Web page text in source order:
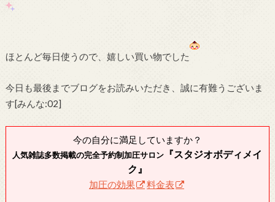
ほとんど毎日使うので、嬉しい買い物でした
今日も最後までブログをお読みいただき、誠に有難うございま
す[みんな:02]
今の自分に満足していますか？
人気雑誌多数掲載の完全予約制加圧サロン 『スタジオボディメイ
ク』
加圧の効果 料金表